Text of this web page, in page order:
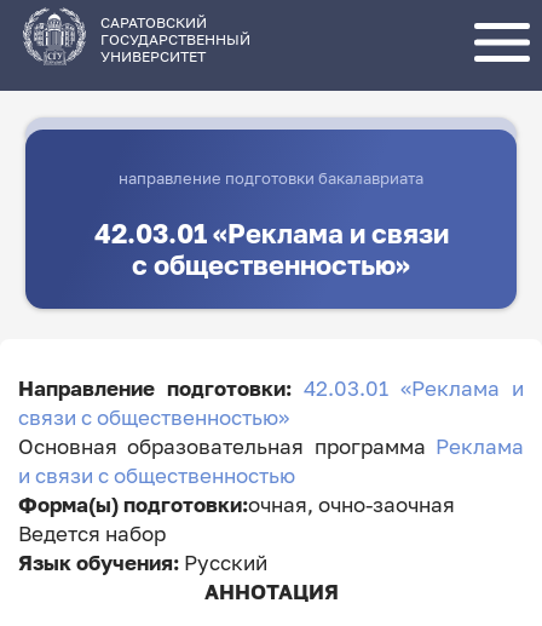
основному
содержанию
САРАТОВСКИЙ
ГОСУДАРСТВЕННЫЙ
УНИВЕРСИТЕТ
направление подготовки бакалавриата
42.03.01 «Реклама и связи
с общественностью»
Направление подготовки: 42.03.01 «Реклама и
связи с общественностью»
Основная образовательная программа Реклама
и связи с общественностью
Форма(ы) подготовки:очная, очно-заочная
Ведется набор
Язык обучения:Русский
АННОТАЦИЯ